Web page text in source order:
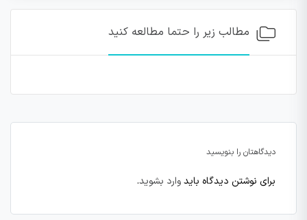
مطالب زیر را حتما مطالعه کنید
دیدگاهتان را بنویسید
برای نوشتن دیدگاه بایدوارد بشوید.